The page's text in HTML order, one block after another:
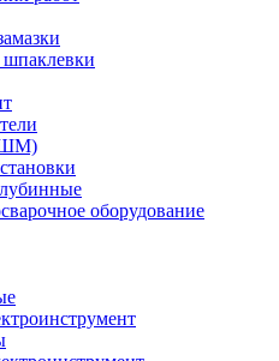
оборудование